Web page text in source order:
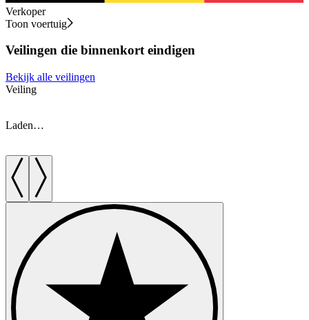
Verkoper
Toon voertuig
Veilingen die binnenkort eindigen
Bekijk alle veilingen
Veiling
Laden…